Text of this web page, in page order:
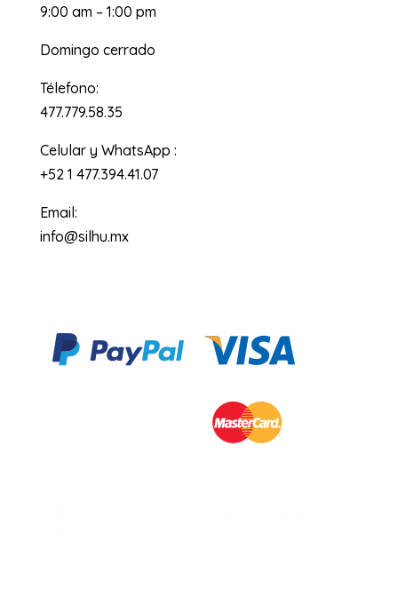
9:00 am – 1:00 pm
Domingo cerrado
Télefono:
477.779.58.35
Celular y WhatsApp :
+52 1 477.394.41.07
Email:
info@silhu.mx